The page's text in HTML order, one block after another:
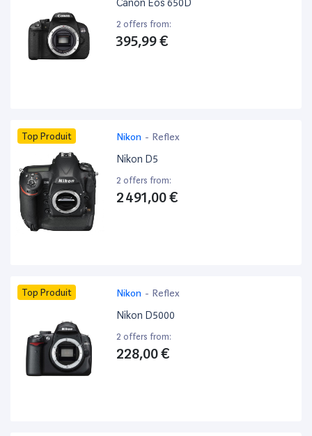
Canon Eos 650D
2 offers from:
395,99 €
Top Produit Nikon - Reflex
Nikon D5
2 offers from:
2 491,00 €
Top Produit Nikon - Reflex
Nikon D5000
2 offers from:
228,00 €